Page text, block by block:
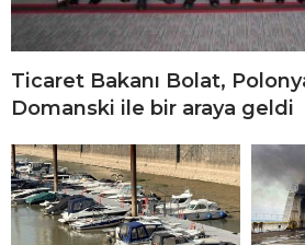
Ticaret Bakanı Bolat,
Domanski ile bir araya geldi